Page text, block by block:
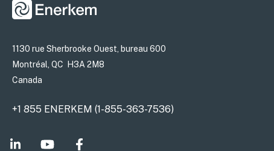
1130 rue Sherbrooke Ouest, bureau 600
Montréal, QC H3A 2M8
Canada
+1 855 ENERKEM (1-855-363-7536)